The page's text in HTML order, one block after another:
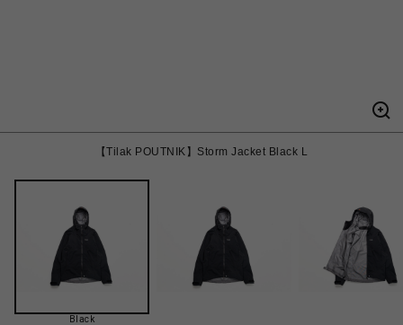
【Tilak POUTNIK】Storm Jacket Black L
Black